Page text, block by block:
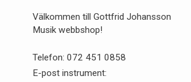
Välkommen till Gottfrid Johansson
Musik webbshop!
Telefon: 072 451 0858
E-post instrument: